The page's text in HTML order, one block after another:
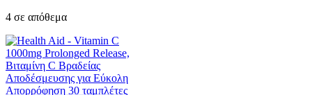
4 σε απόθεμα